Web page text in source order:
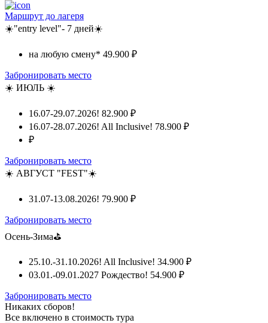
Маршрут до лагеря
☀️"entry level"- 7 дней☀️
на любую смену* 49.900 ₽
Забронировать место
☀️ ИЮЛЬ ☀️
16.07-29.07.2026! 82.900 ₽
16.07-28.07.2026! All Inclusive! 78.900 ₽
₽
Забронировать место
☀️ АВГУСТ "FEST"☀️
31.07-13.08.2026! 79.900 ₽
Забронировать место
Осень-Зима⛳
25.10.-31.10.2026! All Inclusive! 34.900 ₽
03.01.-09.01.2027 Рождество! 54.900 ₽
Забронировать место
Никаких сборов!
Все включено в стоимость тура